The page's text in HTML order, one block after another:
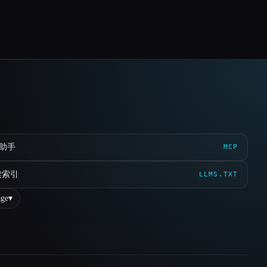
手 MCP
引 LLMS.TXT
▾